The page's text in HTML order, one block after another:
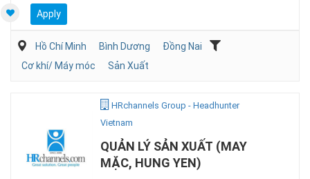
Apply
Hồ Chí Minh Bình Dương
Đồng Nai
Cơ khí/ Máy móc
Sản Xuất
HRchannels Group - Headhunter
Vietnam
QUẢN LÝ SẢN XUẤT (MAY
MẶC, HUNG YEN)